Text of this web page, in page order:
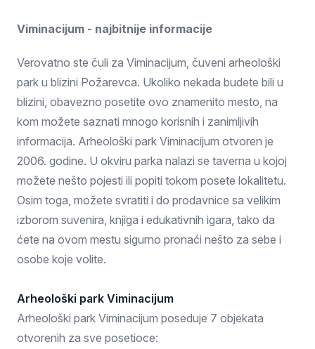
Viminacijum - najbitnije informacije
Verovatno ste čuli za Viminacijum, čuveni arheološki
park u blizini Požarevca. Ukoliko nekada budete bili u
blizini, obavezno posetite ovo znamenito mesto, na
kom možete saznati mnogo korisnih i zanimljivih
informacija. Arheološki park Viminacijum otvoren je
2006. godine. U okviru parka nalazi se taverna u kojoj
možete nešto pojesti ili popiti tokom posete lokalitetu.
Osim toga, možete svratiti i do prodavnice sa velikim
izborom suvenira, knjiga i edukativnih igara, tako da
ćete na ovom mestu sigurno pronaći nešto za sebe i
osobe koje volite.
Arheološki park Viminacijum
Arheološki park Viminacijum poseduje 7 objekata
otvorenih za sve posetioce: